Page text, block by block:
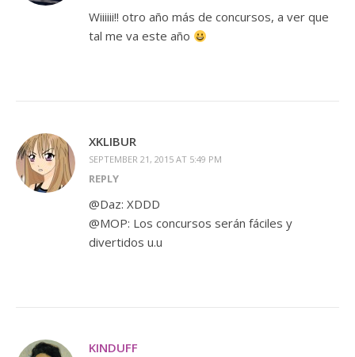
Wiiiiii!! otro año más de concursos, a ver que
tal me va este año
XKLIBUR
SEPTEMBER 21, 2015 AT 5:49 PM
REPLY
@Daz: XDDD
@MOP: Los concursos serán fáciles y
divertidos u.u
KINDUFF